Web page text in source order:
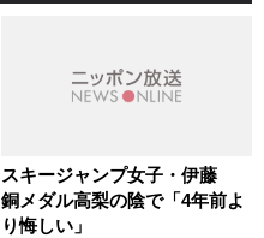
スキージャンプ女子・伊藤
銅メダル高梨の陰で「4年前よ
り悔しい」